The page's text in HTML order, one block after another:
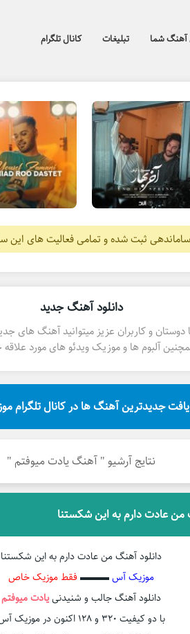
شما تبلیغات کانال تلگرام
ثبت شده و تمامی فعالیت های
دانلود آهنگ جدید
و کاربران عزیز میتوانید آهنگ های
آلبوم ها و موزیک ویدئو های مورد علاقه
جدیدترین آهنگ ها در کانال تلگرام
نتایج آرشیو " آهنگ یادت میوفتم "
من عادت دارم به این شکستنا
دانلود آهنگ من عادت دارم به این شکستنا
موزیک آس▬▬▬فقط موزیک خاص
دانلود آهنگ جالب و شنیدنییادت میوفتم
با دو کیفیت ۳۲۰ و ۱۲۸ اکنون در موزیک آس